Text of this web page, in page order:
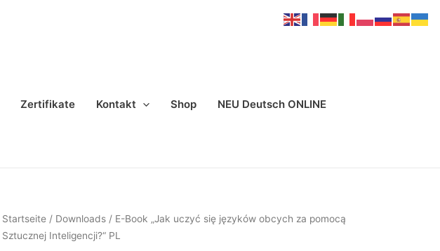
Zertifikate Kontakt Shop NEU Deutsch ONLINE
Startseite / Downloads / E-Book „Jak uczyć się języków obcych za pomocą
Sztucznej Inteligencji?“ PL
E-
Book